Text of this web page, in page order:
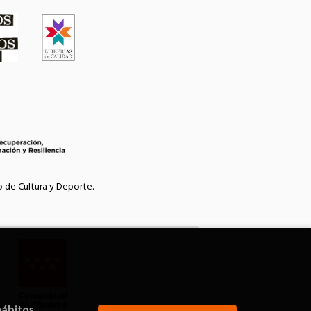
Cultura y Deporte.